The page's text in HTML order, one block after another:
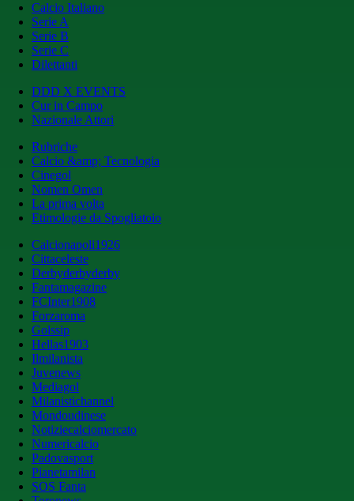
Calcio Italiano
Serie A
Serie B
Serie C
Dilettanti
DDD X EVENTS
Cur in Campo
Nazionale Attori
Rubriche
Calcio &amp; Tecnologia
Cinegol
Nomen Omen
La prima volta
Etimologie da Spogliatoio
Calcionapoli1926
Cittaceleste
Derbyderbyderby
Fantamagazine
FCInter1908
Forzaroma
Golssip
Hellas1903
Ilmilanista
Juvenews
Mediagol
Milanistichannel
Mondoudinese
Notiziecalciomercato
Numericalcio
Padovasport
Pianetamilan
SOS Fanta